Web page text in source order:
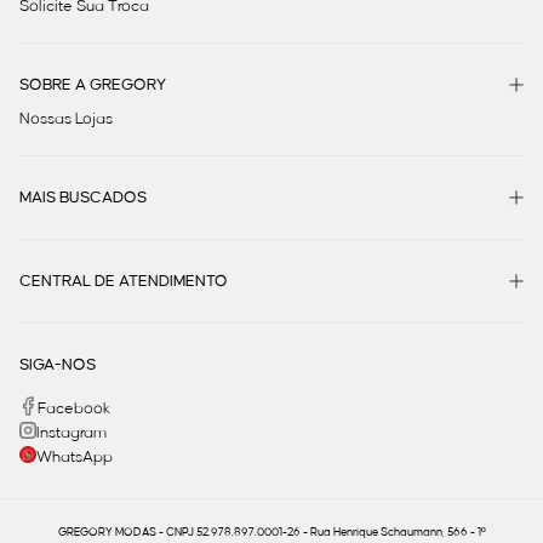
Solicite Sua Troca
SOBRE A GREGORY
Nossas Lojas
MAIS BUSCADOS
CENTRAL DE ATENDIMENTO
SIGA-NOS
Facebook
Instagram
WhatsApp
GREGORY MODAS - CNPJ 52.978.897.0001-26 - Rua Henrique Schaumann, 566 - 1º